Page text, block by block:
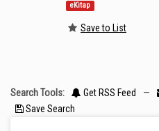
eKitap
Save to List
Search Tools: Get RSS Feed —
Save Search